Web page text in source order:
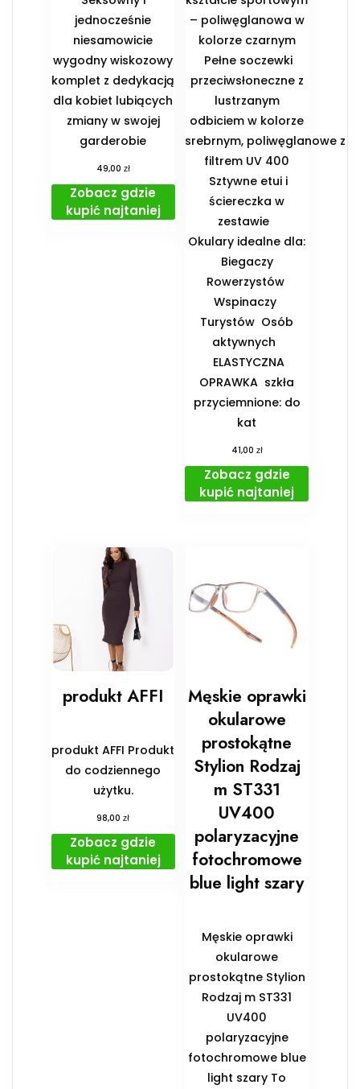
jednocześnie
niesamowicie
wygodny wiskozowy
komplet z dedykacją
dla kobiet lubiących
zmiany w swojej
garderobie
49,00 zł
Zobacz gdzie
kupić najtaniej
– poliwęglanowa w
kolorze czarnym
Pełne soczewki
przeciwsłoneczne z
lustrzanym
odbiciem w kolorze
srebrnym, poliwęglanowe z
filtrem UV 400
Sztywne etui i
ściereczka w
zestawie
️Okulary idealne dla:
️ Biegaczy ️
Rowerzystów ️
Wspinaczy ️
Turystów ️ Osób
aktywnych
️ ELASTYCZNA
OPRAWKA ️ szkła
przyciemnione: do
kat
41,00 zł
Zobacz gdzie
kupić najtaniej
produkt AFFI
produkt AFFI Produkt
do codziennego
użytku.
98,00zł
Zobacz gdzie
kupić najtaniej
Męskie oprawki
okularowe
prostokątne
Stylion Rodzaj
m ST331
UV400
polaryzacyjne
fotochromowe
blue light szary
Męskie oprawki
okularowe
prostokątne Stylion
Rodzaj m ST331
UV400
polaryzacyjne
fotochromowe blue
light szary To